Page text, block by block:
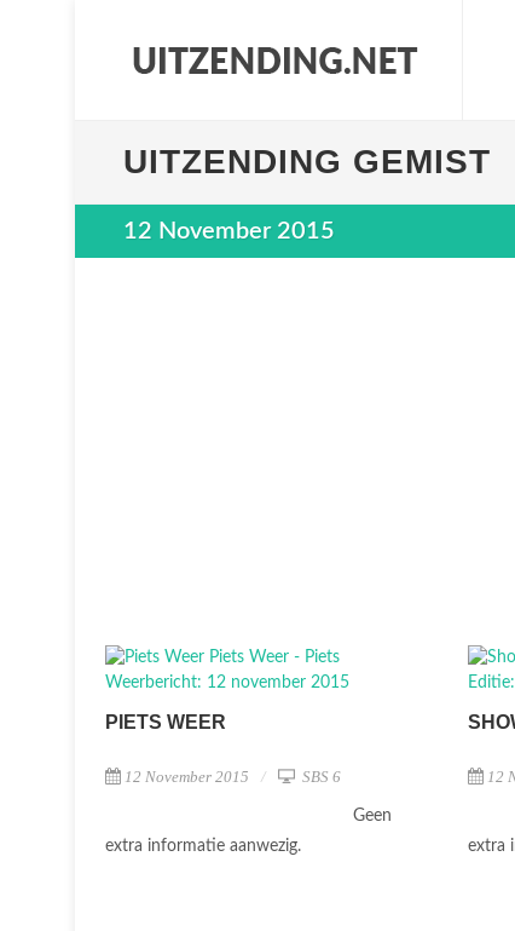
UITZENDING GEMIST
12 November 2015
PIETS WEER
12 November 2015 SBS 6
Geen
extra informatie aanwezig.
12
extra